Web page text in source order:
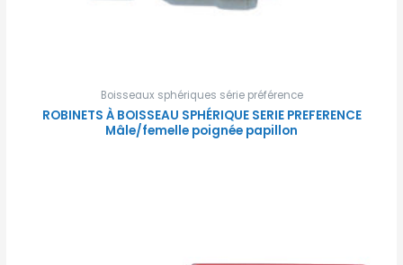
Boisseaux sphériques série préférence
ROBINETS À BOISSEAU SPHÉRIQUE SERIE PREFERENCE
Mâle/femelle poignée papillon